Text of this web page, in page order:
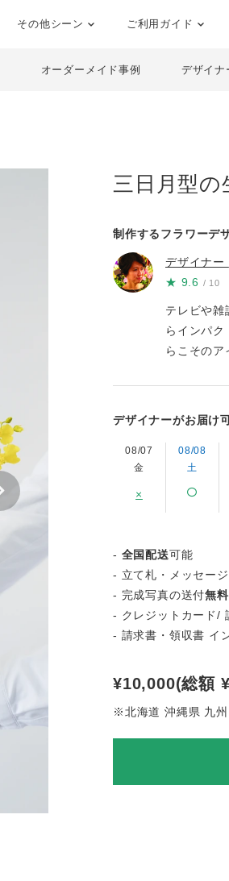
その他シーン ご利用ガイド
オーダーメイド事例 デザイナ
三日月型
制作するフラワーデ
デザイナー
★ 9.6 / 10
テレビや雑
らインパ
らこその
デザイナーがお届け
08/07
金
×
08/08
土
- 全国配送可能
- 立て札・メッセー
- 完成写真の送付無料
- クレジットカード/
- 請求書・領収書 イ
¥10,000(総額
※北海道 沖縄県 九